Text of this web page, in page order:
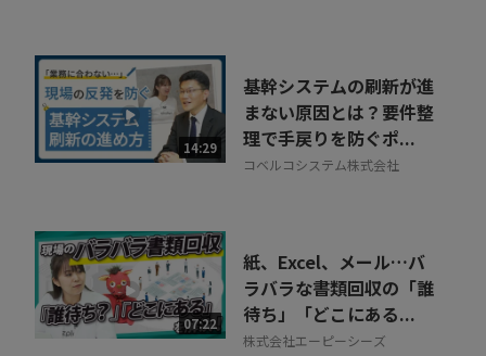
14:29
基幹システムの刷新が進
まない原因とは？要件整
理で手戻りを防ぐポ...
コベルコシステム株式会社
07:22
紙、Excel、メール…バ
ラバラな書類回収の「誰
待ち」「どこにある...
株式会社エーピーシーズ